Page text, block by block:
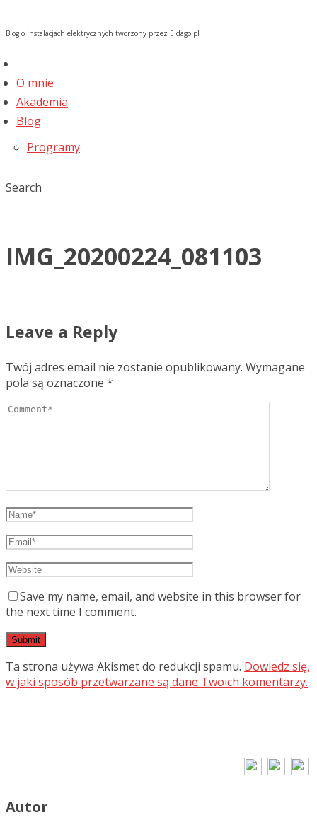
Blog o instalacjach elektrycznych tworzony przez Eldago.pl
O mnie
Akademia
Blog
Programy
Search
IMG_20200224_081103
Leave a Reply
Twój adres email nie zostanie opublikowany. Wymagane
pola są oznaczone *
Save my name, email, and website in this browser for
the next time I comment.
Ta strona używa Akismet do redukcji spamu. Dowiedz się,
w jaki sposób przetwarzane są dane Twoich komentarzy.
Autor